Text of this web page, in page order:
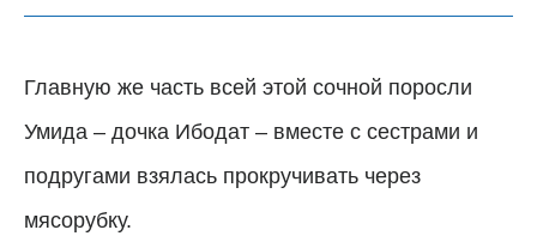
Главную же часть всей этой сочной поросли
Умида – дочка Ибодат – вместе с сестрами и
подругами взялась прокручивать через
мясорубку.